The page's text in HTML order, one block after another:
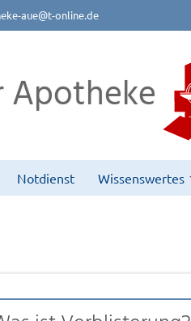
aue@t-online.de
Apotheke
Notdienst Wissenswertes